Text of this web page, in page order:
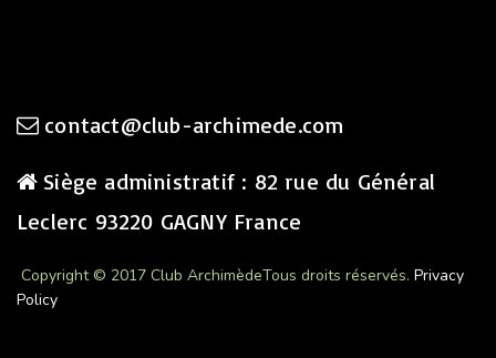
contact@club-archimede.com
Siège administratif : 82 rue du Général
Leclerc 93220 GAGNY France
Copyright © 2017 Club ArchimèdeTous droits réservés. Privacy
Policy